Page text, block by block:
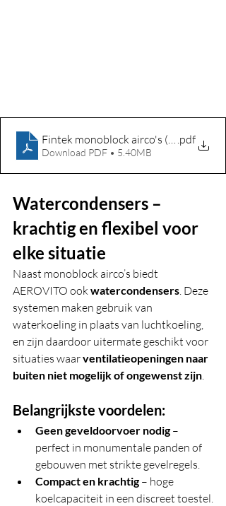
Fintek monoblock airco's (3) .pdf
Download PDF • 5.40MB
Watercondensers –
krachtig en flexibel voor
elke situatie
Naast monoblock airco’s biedt
AEROVITO ook watercondensers . Deze
systemen maken gebruik van
waterkoeling in plaats van luchtkoeling,
en zijn daardoor uitermate geschikt voor
situaties waar ventilatieopeningen naar
buiten niet mogelijk of ongewenst zijn
Belangrijkste voordelen:
Geen geveldoorvoer nodig –
perfect in monumentale panden of
gebouwen met strikte gevelregels.
Compact en krachtig – hoge
koelcapaciteit in een discreet toestel.